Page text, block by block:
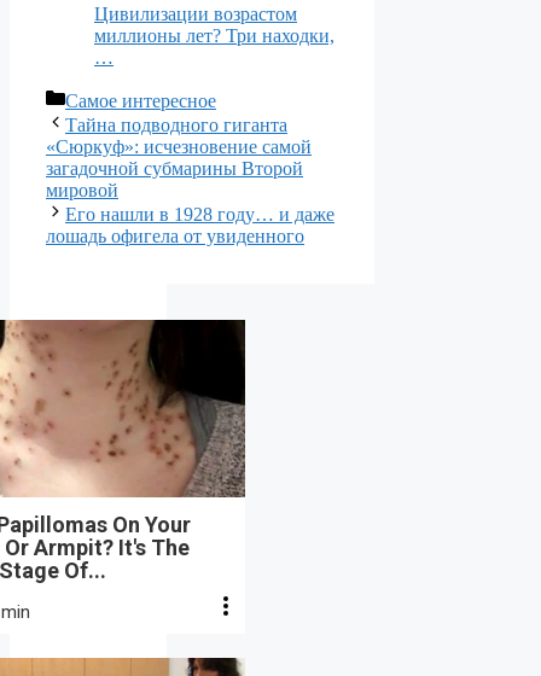
Цивилизации возрастом
миллионы лет? Три находки,
…
Рубрики
Самое интересное
Тайна подводного гиганта
«Сюркуф»: исчезновение самой
загадочной субмарины Второй
мировой
Его нашли в 1928 году… и даже
лошадь офигела от увиденного
On Your
Armpit? It's The
Of...